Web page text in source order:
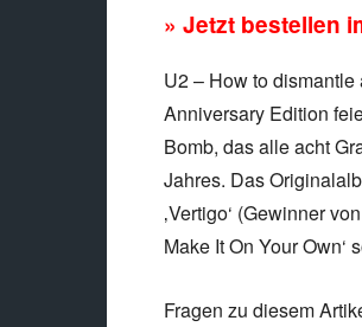
» Jetzt bestellen
U2 – How to
Anniversary Edition
Bomb, das alle acht
Jahres. Das
‚Vertigo‘ (Gewinner
Make It On Your Own‘
Fragen zu diesem